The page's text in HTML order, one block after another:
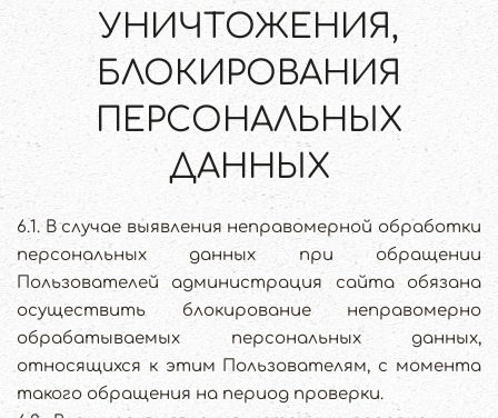
УНИЧТОЖЕНИЯ,
БЛОКИРОВАНИЯ
ПЕРСОНАЛЬНЫХ
ДАННЫХ
6.1. В случае выявления неправомерной обработки
персональных данных при обращении
Пользователей администрация сайта обязана
осуществить блокирование неправомерно
обрабатываемых персональных данных,
относящихся к этим Пользователям, с момента
такого обращения на период проверки.